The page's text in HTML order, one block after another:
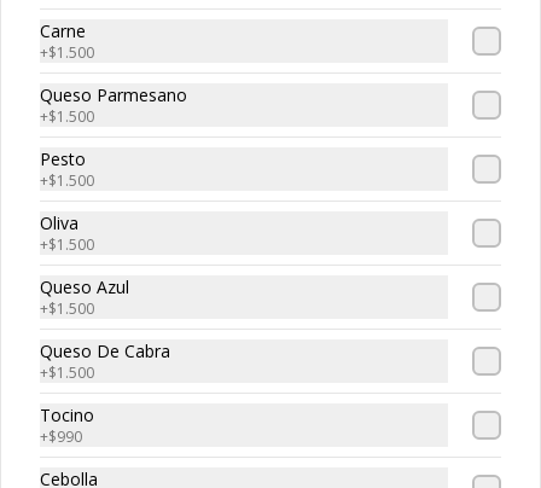
Bolitas de Carne
Bolitas de Carne, 3 unidades de
bolitas de carne envueltan en suave
masa de pizza frita, puedes escoger tu
salsa favotita!!
Caprese
Mozzarella Fior, tomate, albahaca y
pesto acompañado de tostadas.
Char-Q
Prosciutto, mortadella, tomates
Carne
+$1.500
Queso Parmesano
+$1.500
Pesto
+$1.500
Oliva
+$1.500
Queso Azul
+$1.500
Queso De Cabra
+$1.500
Tocino
+$990
Cebolla